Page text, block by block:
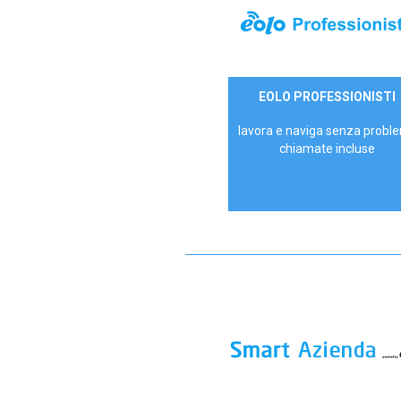
35,00 €/mese
EOLO PROFESSIONISTI
lavora e naviga senza
chiamate incluse